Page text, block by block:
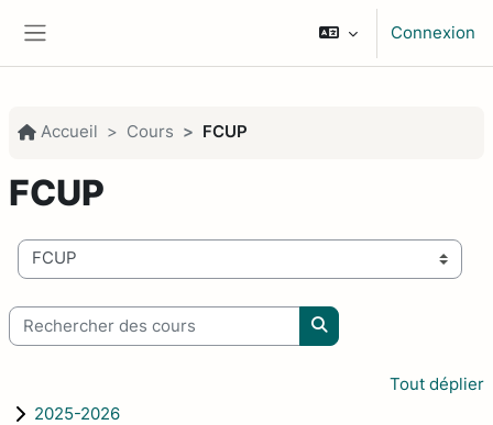
Connexion
Accueil Cours FCUP
FCUP
Catégories de cours
Rechercher des cours
Rechercher des cours
Tout déplier
2025-2026